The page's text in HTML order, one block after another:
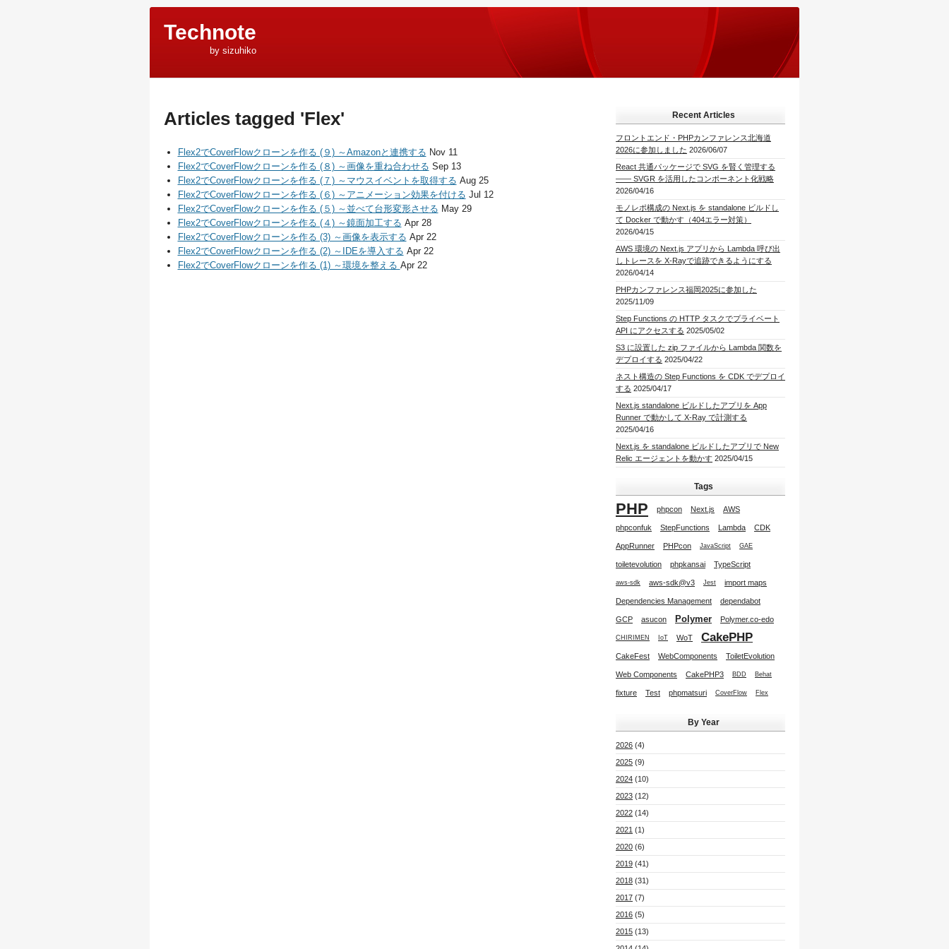
Technote
by sizuhiko
Articles tagged 'Flex'
Flex2でCoverFlowクローンを作る (９) ～Amazonと連携する Nov 11
Flex2でCoverFlowクローンを作る (８) ～画像を重ね合わせる Sep 13
Flex2でCoverFlowクローンを作る (７) ～マウスイベントを取得する Aug 25
Flex2でCoverFlowクローンを作る (６) ～アニメーション効果を付ける Jul 12
Flex2でCoverFlowクローンを作る (５) ～並べて台形変形させる May 29
Flex2でCoverFlowクローンを作る (４) ～鏡面加工する Apr 28
Flex2でCoverFlowクローンを作る (3) ～画像を表示する Apr 22
Flex2でCoverFlowクローンを作る (2) ～IDEを導入する Apr 22
Flex2でCoverFlowクローンを作る (1) ～環境を整える Apr 22
Recent Articles
フロントエンド・PHPカンファレンス北海道
2026に参加しました 2026/06/07
React 共通パッケージで SVG を賢く管理する
—— SVGR を活用したコンポーネント化戦略
2026/04/16
モノレポ構成の Next.js を standalone ビルドし
て Docker で動かす（404エラー対策）
2026/04/15
AWS 環境の Next.js アプリから Lambda 呼び出
しトレースを X-Rayで追跡できるようにする
2026/04/14
PHPカンファレンス福岡2025に参加した
2025/11/09
Step Functions の HTTP タスクでプライベート
API にアクセスする 2025/05/02
S3 に設置した zip ファイルから Lambda 関数を
デプロイする 2025/04/22
ネスト構造の Step Functions を CDK でデプロイ
する 2025/04/17
Next.js standalone ビルドしたアプリを App
Runner で動かして X-Ray で計測する
2025/04/16
Next.js を standalone ビルドしたアプリで New
Relic エージェントを動かす 2025/04/15
Tags
PHP phpcon Next.js AWS
phpconfuk StepFunctions Lambda CDK
AppRunner PHPcon JavaScript GAE
toiletevolution phpkansai TypeScript
aws-sdk aws-sdk@v3 Jest import maps
Dependencies Management dependabot
GCP asucon Polymer Polymer.co-edo
CHIRIMEN IoT WoT CakePHP
CakeFest WebComponents ToiletEvolution
Web Components CakePHP3 BDD Behat
fixture Test phpmatsuri CoverFlow Flex
By Year
2026 (4)
2025 (9)
2024 (10)
2023 (12)
2022 (14)
2021 (1)
2020 (6)
2019 (41)
2018 (31)
2017 (7)
2016 (5)
2015 (13)